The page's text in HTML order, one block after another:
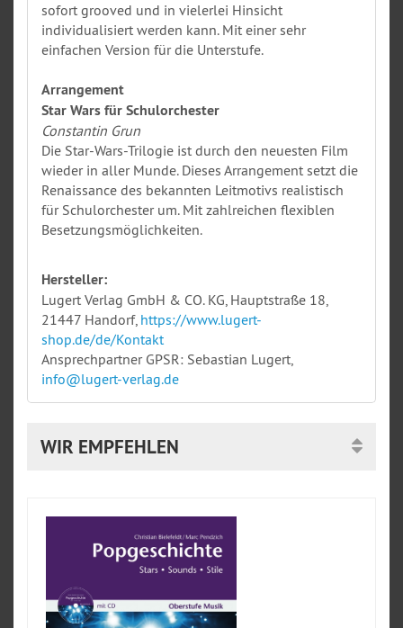
sofort grooved und in vielerlei Hinsicht
individualisiert werden kann. Mit einer sehr
einfachen Version für die Unterstufe.
Arrangement
Star Wars für Schulorchester
Constantin Grun
Die Star-Wars-Trilogie ist durch den neuesten Film
wieder in aller Munde. Dieses Arrangement setzt die
Renaissance des bekannten Leitmotivs realistisch
für Schulorchester um. Mit zahlreichen flexiblen
Besetzungsmöglichkeiten.
Hersteller:
Lugert Verlag GmbH & CO. KG, Hauptstraße 18,
21447 Handorf, https://www.lugert-
shop.de/de/Kontakt
Ansprechpartner GPSR: Sebastian Lugert,
info@lugert-verlag.de
WIR EMPFEHLEN